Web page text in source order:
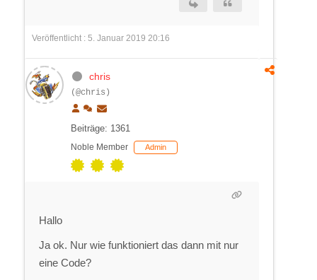
Veröffentlicht : 5. Januar 2019 20:16
chris
(@chris)
Beiträge: 1361
Noble Member Admin
Hallo
Ja ok. Nur wie funktioniert das dann mit nur
eine Code?